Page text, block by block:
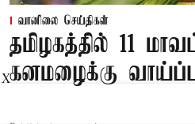
வானிலை செய்திகள்
தமிழகத்தில் 11
கனமழைக்கு
X